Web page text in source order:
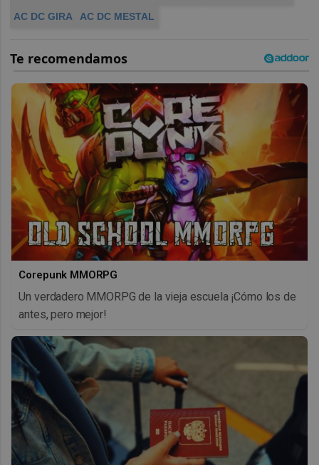
AC DC GIRA
AC DC MESTAL
Corepunk MMORPG
Un verdadero MMORPG de la vieja escuela ¡Cómo los de
antes, pero mejor!